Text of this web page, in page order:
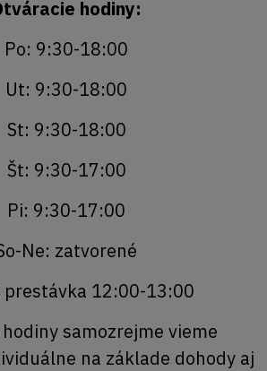
hodiny:
Po: 9:30-18:00
Ut: 9:30-18:00
St: 9:30-18:00
Št: 9:30-17:00
Pi: 9:30-17:00
Ne: zatvorené
prestávka 12:00-13:00
samozrejme vieme
na základe dohody aj